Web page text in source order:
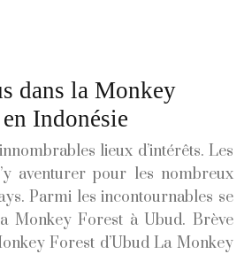
dans la Monkey
Indonésie
lieux d’intérêts. Les
aventurer pour les nombreux
Parmi les incontournables se
Monkey Forest à Ubud. Brève
Forest d’Ubud La Monkey